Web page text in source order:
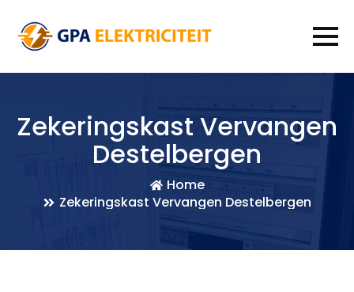
Zekeringskast Vervangen
Destelbergen
Home
Zekeringskast Vervangen Destelbergen